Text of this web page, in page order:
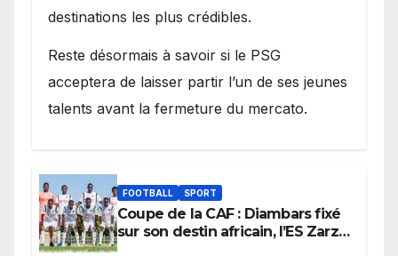
destinations les plus crédibles.
Reste désormais à savoir si le PSG
acceptera de laisser partir l’un de ses jeunes
talents avant la fermeture du mercato.
FOOTBALL SPORT
Coupe de la CAF : Diambars fixé
sur son destin africain, l’ES Zarzis